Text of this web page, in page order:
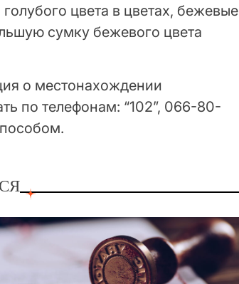
цвета в цветах, бежевые
сумку бежевого цвета
о местонахождении
по телефонам: “102”, 066-80-